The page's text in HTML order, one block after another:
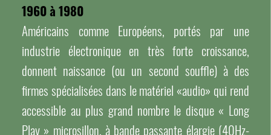
1960 à 1980
Américains comme Européens, portés par une
industrie électronique en très forte croissance,
donnent naissance (ou un second souffle) à des
firmes spécialisées dans le matériel «audio» qui rend
accessible au plus grand nombre le disque « Long
Play » microsillon, à bande passante élargie (40Hz-